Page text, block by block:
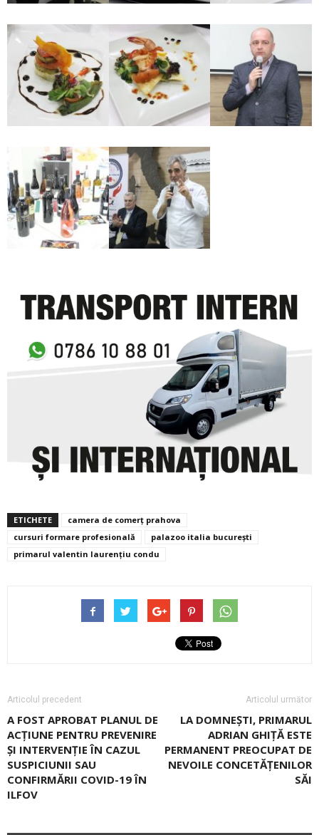
ETICHETE
camera de comerț prahova
cursuri formare profesională
palazoo italia bucurești
primarul valentin laurențiu condu
Articolul precedent
A FOST APROBAT PLANUL DE
ACŢIUNE PENTRU PREVENIRE
ŞI INTERVENŢIE ÎN CAZUL
SUSPICIUNII SAU
CONFIRMĂRII COVID-19 ÎN
ILFOV
Articolul următor
LA DOMNEȘTI, PRIMARUL
ADRIAN GHIȚĂ ESTE
PERMANENT PREOCUPAT DE
NEVOILE CONCETĂȚENILOR
SĂI